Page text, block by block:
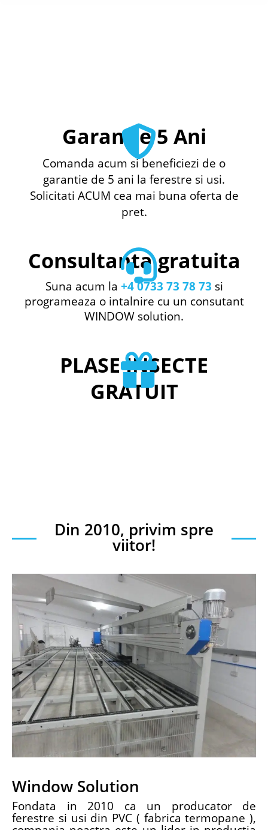
Garantie 5 Ani
Comanda acum si beneficiezi de o
garantie de 5 ani la ferestre si usi.
Solicitati ACUM cea mai buna oferta de
pret.
Consultanta gratuita
Suna acum la +4 0733 73 78 73 si
programeaza o intalnire cu un consutant
WINDOW solution.
PLASE INSECTE
GRATUIT
Din 2010, privim spre
viitor!
Window Solution
Fondata in 2010 ca un producator de
ferestre si usi din PVC ( fabrica termopane ),